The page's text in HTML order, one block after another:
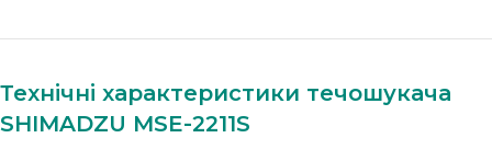
Технічні характеристики течошукача
SHIMADZU MSE-2211S